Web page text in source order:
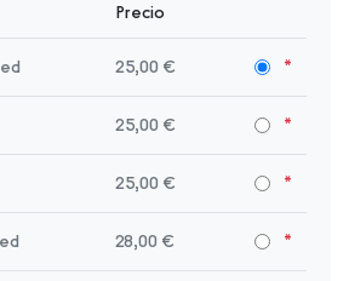
Precio
25,00 €
25,00 €
25,00 €
28,00 €